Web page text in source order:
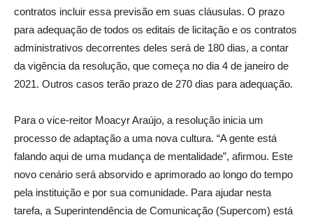
contratos incluir essa previsão em suas cláusulas. O prazo
para adequação de todos os editais de licitação e os contratos
administrativos decorrentes deles será de 180 dias, a contar
da vigência da resolução, que começa no dia 4 de janeiro de
2021. Outros casos terão prazo de 270 dias para adequação.
Para o vice-reitor Moacyr Araújo, a resolução inicia um
processo de adaptação a uma nova cultura. “A gente está
falando aqui de uma mudança de mentalidade”, afirmou. Este
novo cenário será absorvido e aprimorado ao longo do tempo
pela instituição e por sua comunidade. Para ajudar nesta
tarefa, a Superintendência de Comunicação (Supercom) está